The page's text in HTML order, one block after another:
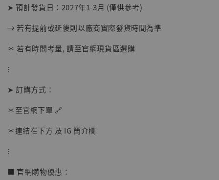
【店內現貨】海賊王 系列蒐藏雕像 布魯克達
NT$ 1,870
➤ 預計發貨日：2027年1-3月 (僅供參考)
→ 若有提前或延後則以廠商實際發貨時間為準
＊ 若有時間考量, 請至官網現貨區選購
⁝
➤ 訂購方式：
＊至官網下單 🔗
＊連結在下方 及 IG 簡介欄
⁝
■ 官網購物優惠：